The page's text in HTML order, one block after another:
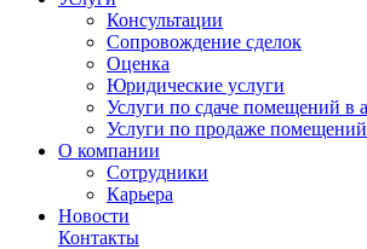
Консультации
Сопровождение сделок
Оценка
Юридические услуги
Услуги по сдаче помещений в
Услуги по продаже помещений
О компании
Сотрудники
Карьера
Новости
Контакты